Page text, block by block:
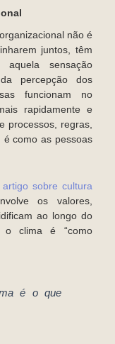
não é
juntos, têm
sensação
percepção dos
funcionam no
rapidamente e
processos, regras,
é como as pessoas
artigo sobre cultura
os valores,
ao longo do
o clima é “como
é o que